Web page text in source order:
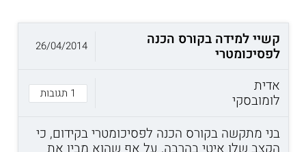
קשיי למידה בקורס הכנה
לפסיכומטרי
אדית
לומובסקי 1 תגובות
26/04/2014
בני מתקשה בקורס הכנה לפסיכומטרי בקידום, כי